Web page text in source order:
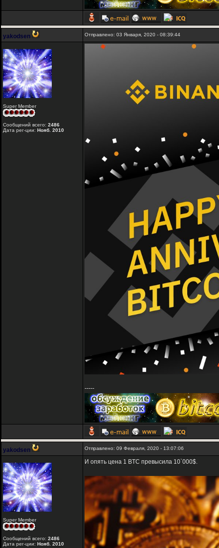
yakodsen Отправлено: 03 Января, 2020 - 08:39:44
Super Member
Сообщений всего: 2486
Дата рег-ции: Нояб. 2010
-----
yakodsen Отправлено: 09 Февраля, 2020 - 13:07:06
Super Member
Сообщений всего: 2486
Дата рег-ции: Нояб. 2010
И опять цена 1 BTC превысила 10`000$.